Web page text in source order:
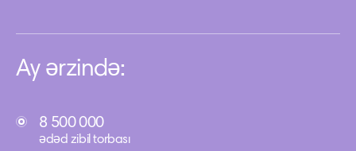
Ay ərzində:
8 500 000
ədəd zibil torbası